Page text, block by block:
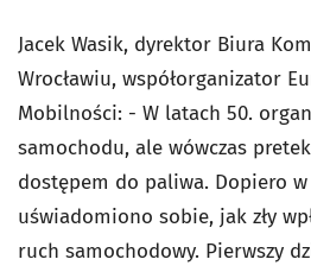
Jacek Wasik, dyrektor Biura
Wrocławiu, współorganizator
Mobilności: - W latach 50.
samochodu, ale wówczas
dostępem do paliwa. Dopiero
uświadomiono sobie, jak zły
ruch samochodowy. Pierwszy